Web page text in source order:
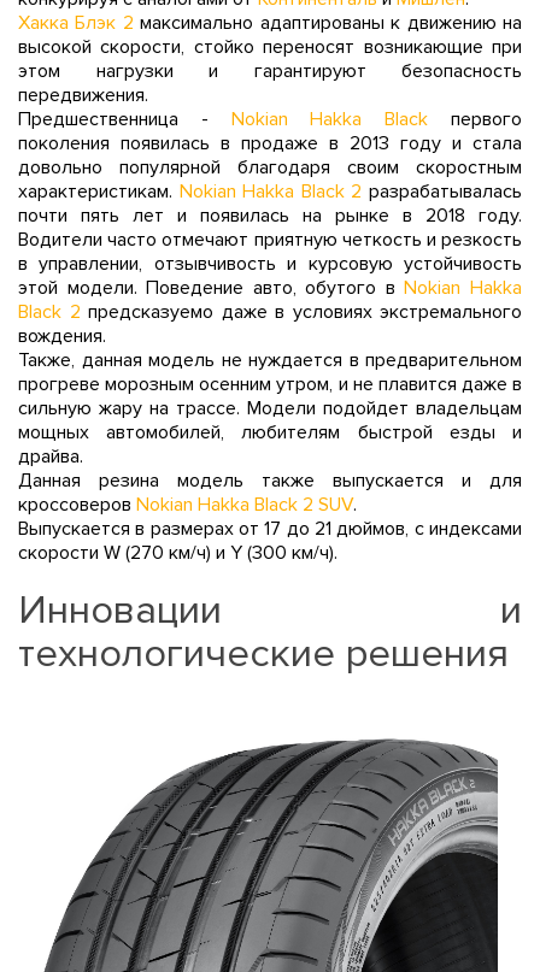
Хакка Блэк 2 максимально адаптированы к движению на
высокой скорости, стойко переносят возникающие при
этом нагрузки и гарантируют безопасность
передвижения.
Предшественница - Nokian Hakka Black первого
поколения появилась в продаже в 2013 году и стала
довольно популярной благодаря своим скоростным
характеристикам. Nokian Hakka Black 2 разрабатывалась
почти пять лет и появилась на рынке в 2018 году.
Водители часто отмечают приятную четкость и резкость
в управлении, отзывчивость и курсовую устойчивость
этой модели. Поведение авто, обутого вNokian Hakka
Black 2 предсказуемо даже в условиях экстремального
вождения.
Также, данная модель не нуждается в предварительном
прогреве морозным осенним утром, и не плавится даже в
сильную жару на трассе. Модели подойдет владельцам
мощных автомобилей, любителям быстрой езды и
драйва.
Данная резина модель также выпускается и для
кроссоверов Nokian Hakka Black 2 SUV.
Выпускается в размерах от 17 до 21 дюймов, с индексами
скорости W (270 км/ч) и Y (300 км/ч).
Инновации и
технологические решения